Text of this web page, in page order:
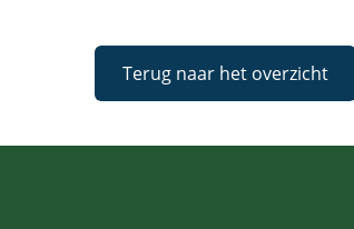
Terug naar het overzicht